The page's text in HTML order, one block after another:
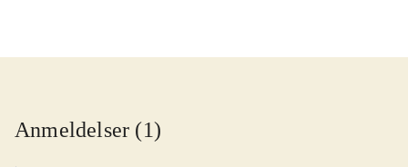
Anmeldelser (1)